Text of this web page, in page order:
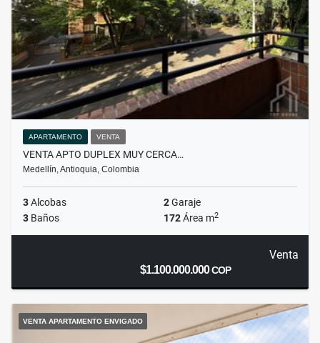
APARTAMENTO VENTA
VENTA APTO DUPLEX MUY CERCA…
Medellín, Antioquia, Colombia
3Alcobas 2Garaje
3 Baños 172Área m2
Venta
$1.100.000.000COP
VENTA APARTAMENTO ENVIGADO